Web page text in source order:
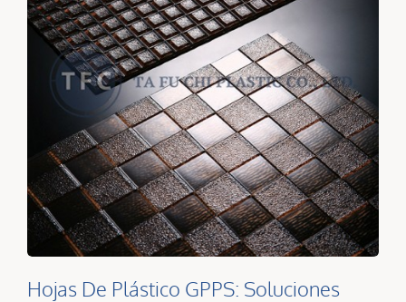
Hojas De Plástico GPPS: Soluciones